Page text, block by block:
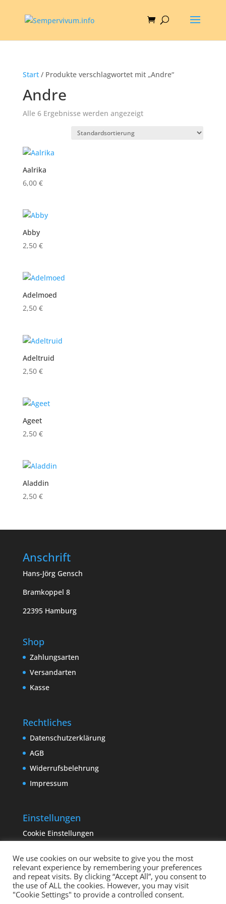
Start/ Produkte verschlagwortet mit „Andre“
Andre
Alle 6 Ergebnisse werden angezeigt
Aalrika
6,00 €
Abby
2,50 €
Adelmoed
2,50 €
Adeltruid
2,50 €
Ageet
2,50 €
Aladdin
2,50 €
Anschrift
Hans-Jörg Gensch
Bramkoppel 8
22395 Hamburg
Shop
Zahlungsarten
Versandarten
Kasse
Rechtliches
Datenschutzerklärung
AGB
Widerrufsbelehrung
Impressum
Einstellungen
Cookie Einstellungen
We use cookies on our website to give you the most
relevant experience by remembering your preferences
and repeat visits. By clicking “Accept All”, you consent to
the use of ALL the cookies. However, you may visit
"Cookie Settings" to provide a controlled consent.